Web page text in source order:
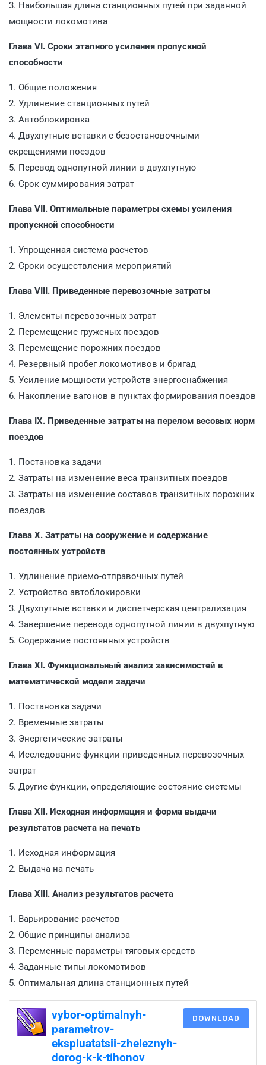
3. Наибольшая длина станционных путей при заданной
мощности локомотива
Глава VI. Сроки этапного усиления пропускной
способности
1. Общие положения
2. Удлинение станционных путей
3. Автоблокировка
4. Двухпутные вставки с безостановочными
скрещениями поездов
5. Перевод однопутной линии в двухпутную
6. Срок суммирования затрат
Глава VII. Оптимальные параметры схемы усиления
пропускной способности
1. Упрощенная система расчетов
2. Сроки осуществления мероприятий
Глава VIII. Приведенные перевозочные затраты
1. Элементы перевозочных затрат
2. Перемещение груженых поездов
3. Перемещение порожних поездов
4. Резервный пробег локомотивов и бригад
5. Усиление мощности устройств энергоснабжения
6. Накопление вагонов в пунктах формирования поездов
Глава IX. Приведенные затраты на перелом весовых норм
поездов
1. Постановка задачи
2. Затраты на изменение веса транзитных поездов
3. Затраты на изменение составов транзитных порожних
поездов
Глава X. Затраты на сооружение и содержание
постоянных устройств
1. Удлинение приемо-отправочных путей
2. Устройство автоблокировки
3. Двухпутные вставки и диспетчерская централизация
4. Завершение перевода однопутной линии в двухпутную
5. Содержание постоянных устройств
Глава XI. Функциональный анализ зависимостей в
математической модели задачи
1. Постановка задачи
2. Временные затраты
3. Энергетические затраты
4. Исследование функции приведенных перевозочных
затрат
5. Другие функции, определяющие состояние системы
Глава XII. Исходная информация и форма выдачи
результатов расчета на печать
1. Исходная информация
2. Выдача на печать
Глава XIII. Анализ результатов расчета
1. Варьирование расчетов
2. Общие принципы анализа
3. Переменные параметры тяговых средств
4. Заданные типы локомотивов
5. Оптимальная длина станционных путей
vybor-optimalnyh-
parametrov-
ekspluatatsii-zheleznyh-
dorog-k-k-tihonov
DOWNLOAD